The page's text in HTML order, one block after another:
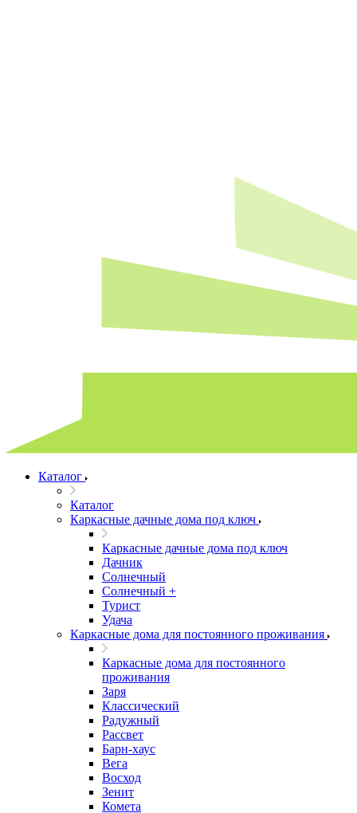
Каталог
Каталог
Каркасные дачные дома под ключ
Каркасные дачные дома под ключ
Дачник
Солнечный
Солнечный +
Турист
Удача
Каркасные дома для постоянного проживания
Каркасные дома для постоянного
проживания
Заря
Классический
Радужный
Рассвет
Барн-хаус
Вега
Восход
Зенит
Комета